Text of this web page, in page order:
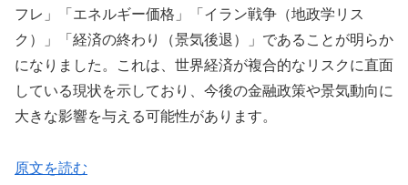
フレ」「エネルギー価格」「イラン戦争（地政学リス
ク）」「経済の終わり（景気後退）」であることが明らか
になりました。これは、世界経済が複合的なリスクに直面
している現状を示しており、今後の金融政策や景気動向に
大きな影響を与える可能性があります。
原文を読む